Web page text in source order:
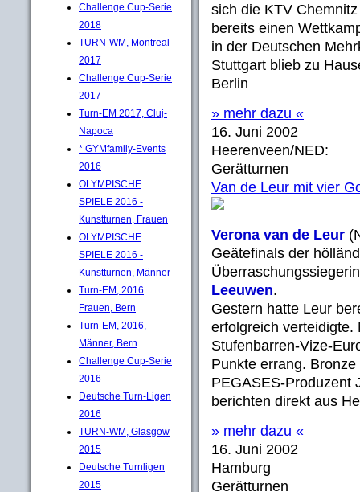
Challenge Cup-Serie
2018
TURN-WM, Montreal
2017
Challenge Cup-Serie
2017
Turn-EM 2017, Cluj-
Napoca
* GYMfamily-Events
2016
OLYMPISCHE
SPIELE 2016 -
Kunstturnen, Frauen
OLYMPISCHE
SPIELE 2016 -
Kunstturnen, Männer
Turn-EM, 2016
Frauen, Bern
Turn-EM, 2016,
Männer, Bern
Challenge Cup-Serie
2016
Deutsche Turn-Ligen
2016
TURN-WM, Glasgow
2015
Deutsche Turnligen
2015
sich die KTV
bereits einen
in der Deutschen
Stuttgart blieb zu
Berlin
» mehr dazu «
16. Juni 2002
Heerenveen/NED:
Gerätturnen
Van de Leur mit vier
Verona van de Leur
Geätefinals der
Leeuwen.
Gestern hatte Leur
erfolgreich verteidigte.
Stufenbarren-Vize-
Punkte errang.
PEGASES-Produzent
berichten direkt aus
» mehr dazu «
16. Juni 2002
Hamburg
Gerätturnen